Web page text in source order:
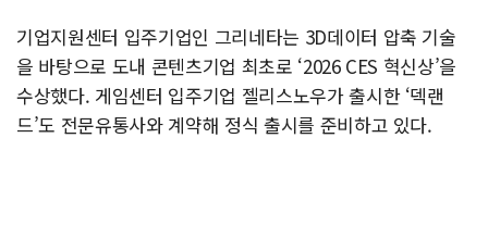
기업지원센터 입주기업인 그리네타는 3D데이터 압축 기술
을 바탕으로 도내 콘텐츠기업 최초로 ‘2026 CES 혁신상’을
수상했다. 게임센터 입주기업 젤리스노우가 출시한 ‘덱랜
드’도 전문유통사와 계약해 정식 출시를 준비하고 있다.